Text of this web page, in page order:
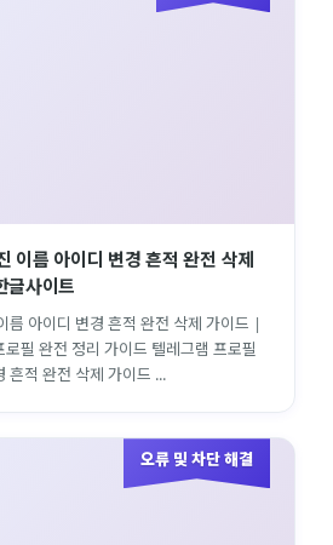
이름 아이디 변경 흔적 완전 삭제
글사이트
름 아이디 변경 흔적 완전 삭제 가이드 |
필 완전 정리 가이드 텔레그램 프로필
흔적 완전 삭제 가이드 ...
오류 및 차단 해결